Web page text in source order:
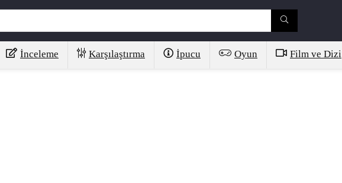
İnceleme Karşılaştırma İpucu Oyun Film ve Dizi